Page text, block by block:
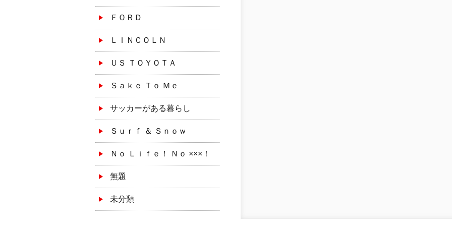
ＦＯＲＤ
ＬＩＮＣＯＬＮ
ＵＳ ＴＯＹＯＴＡ
Ｓａｋｅ Ｔｏ Ｍｅ
サッカーがある暮らし
Ｓｕｒｆ ＆ Ｓｎｏｗ
Ｎｏ Ｌｉｆｅ！ Ｎｏ ×××！
無題
未分類